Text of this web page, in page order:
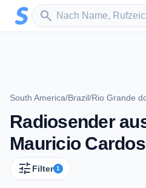
Zum Hauptinhalt springen
search
Sender suchen
South America/Brazil/Rio Grande
Radiosender
Mauricio
tune Filter 1